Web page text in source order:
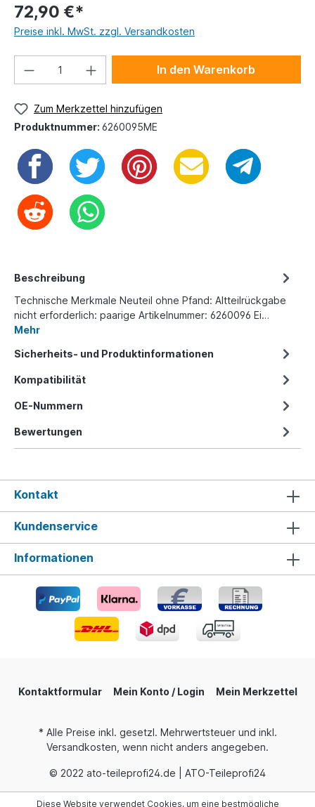
72,90 €*
Preise inkl. MwSt. zzgl. Versandkosten
In den Warenkorb
Zum Merkzettel hinzufügen
Produktnummer: 6260095ME
Beschreibung
Technische Merkmale Neuteil ohne Pfand: Altteilrückgabe
nicht erforderlich: paarige Artikelnummer: 6260096 Ei…
Mehr
Sicherheits- und Produktinformationen
Kompatibilität
OE-Nummern
Bewertungen
Kontakt
Kundenservice
Informationen
Kontaktformular Mein Konto / Login Mein Merkzettel
* Alle Preise inkl. gesetzl. Mehrwertsteuer und inkl.
Versandkosten, wenn nicht anders angegeben.
© 2022 ato-teileprofi24.de | ATO-Teileprofi24
Diese Website verwendet Cookies, um eine bestmögliche